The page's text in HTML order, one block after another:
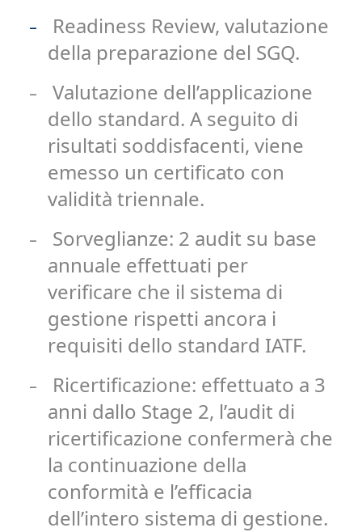
-
Readiness Review, valutazione
della preparazione del SGQ.
-
Valutazione dell’applicazione
dello standard. A seguito di
risultati soddisfacenti, viene
emesso un certificato con
validità triennale.
-
Sorveglianze: 2 audit su base
annuale effettuati per
verificare che il sistema di
gestione rispetti ancora i
requisiti dello standard IATF.
-
Ricertificazione: effettuato a 3
anni dallo Stage 2, l’audit di
ricertificazione confermerà che
la continuazione della
conformità e l’efficacia
dell’intero sistema di gestione.